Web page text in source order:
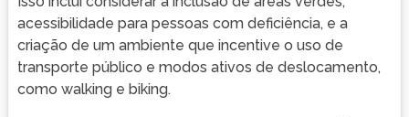
acessibilidade para pessoas com deficiência, e a
criação de um ambiente que incentive o uso de
transporte público e modos ativos de deslocamento,
como walking e biking.